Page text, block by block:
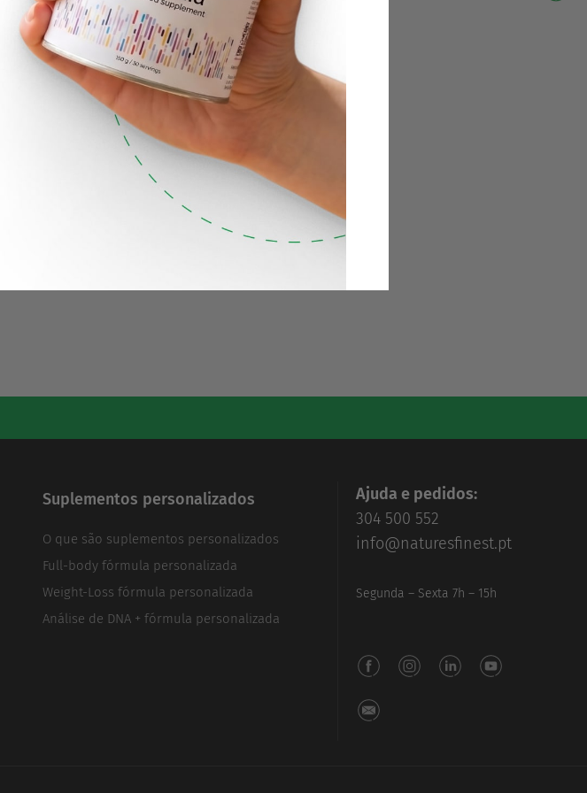
de…
Suplementos personalizados
O que são suplementos personalizados
Full-body fórmula personalizada
Weight-Loss fórmula personalizada
Análise de DNA + fórmula personalizada
Ajuda e pedidos:
304 500 552
info@naturesfinest.pt
Segunda – Sexta 7h – 15h